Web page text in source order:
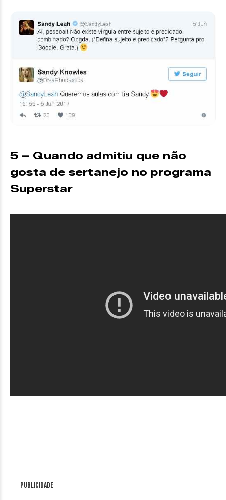
5 – Quando admitiu que não
gosta de sertanejo no programa
Superstar
Publicidade